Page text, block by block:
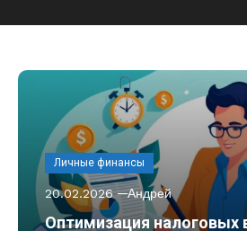
Личные финансы
20.02.2026 Андрей
Оптимизация налоговых